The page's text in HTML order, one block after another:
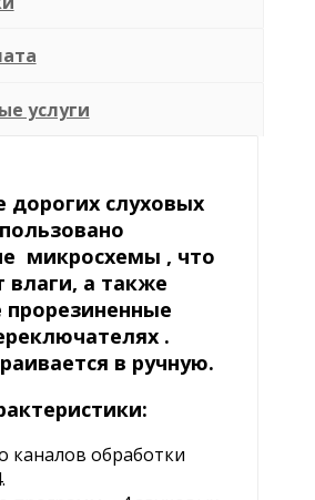
услуги
дорогих слуховых
микросхемы , что
а также
.
в ручную.
каналов обработки